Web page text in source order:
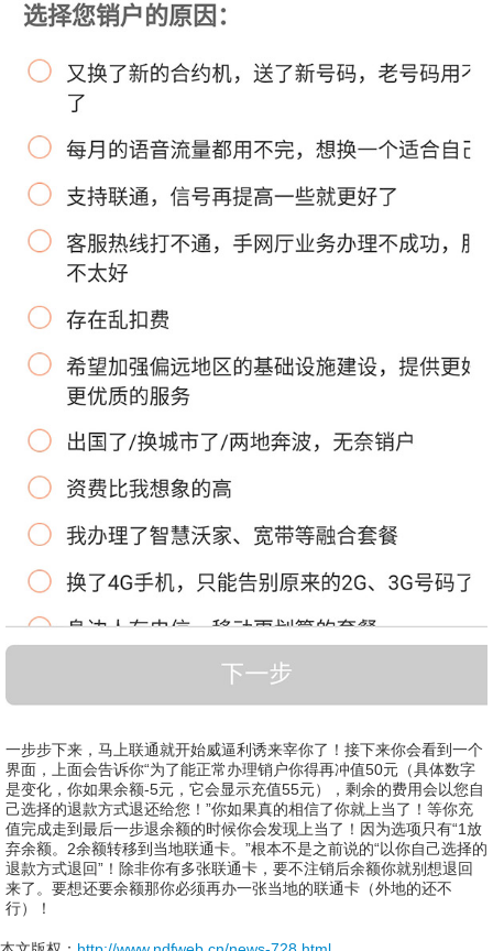
一步步下来，马上联通就开始威逼利诱来宰你了！接下来你会看到一个
界面，上面会告诉你“为了能正常办理销户你得再冲值50元（具体数字
是变化，你如果余额-5元，它会显示充值55元），剩余的费用会以您自
己选择的退款方式退还给您！”你如果真的相信了你就上当了！等你充
值完成走到最后一步退余额的时候你会发现上当了！因为选项只有“1 放
弃余额。 2余额转移到当地联通卡。”根本不是之前说的“以你自己选择的
退款方式退回”！除非你有多张联通卡，要不注销后余额你就别想退回
来了。要想还要余额那你必须再办一张当地的联通卡（外地的还不
行）！